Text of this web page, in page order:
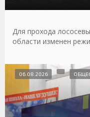
Для прохода
области изменен
06.08.2026